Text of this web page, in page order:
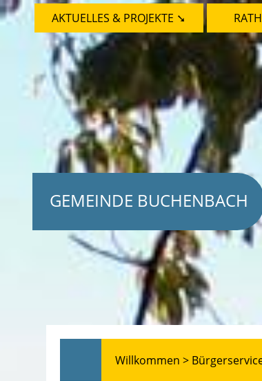
GEMEINDE BUCHENBACH
AKTUELLES & PROJEKTE ➘
Willkommen >